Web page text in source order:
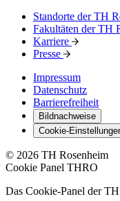
Standorte der TH
Fakultäten der TH
Karriere
Presse
Impressum
Datenschutz
Barrierefreiheit
Bildnachweise
Cookie-
© 2026 TH Rosenheim
Cookie Panel THRO
Das Cookie-Panel der